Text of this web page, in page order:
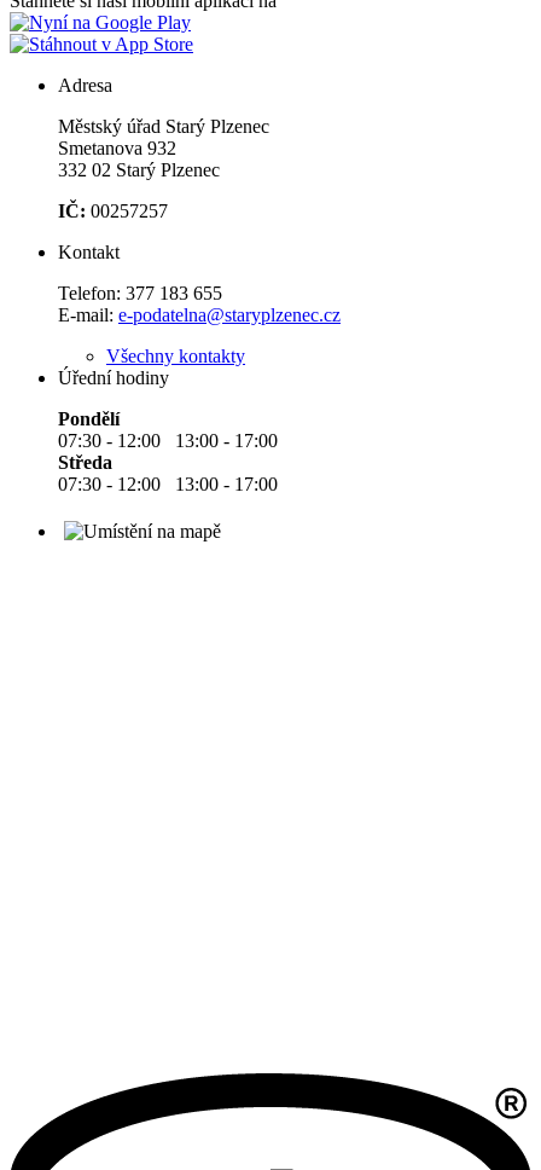
Adresa
Městský úřad Starý Plzenec
Smetanova 932
332 02 Starý Plzenec
IČ: 00257257
Kontakt
Telefon: 377 183 655
E-mail: e-podatelna@staryplzenec.cz
Všechny kontakty
Úřední hodiny
Pondělí
07:30 - 12:00 13:00 - 17:00
Středa
07:30 - 12:00 13:00 - 17:00